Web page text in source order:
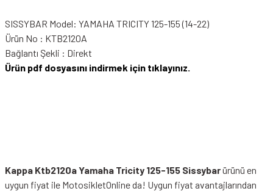
SISSYBAR Model: YAMAHA TRICITY 125-155 (14-22)
Ürün No : KTB2120A
Bağlantı Şekli : Direkt
Ürün pdf dosyasını indirmek için tıklayınız.
Kappa Ktb2120a Yamaha Tricity 125-155 Sissybarürünü en
uygun fiyat ile MotosikletOnline da! Uygun fiyat avantajlarından